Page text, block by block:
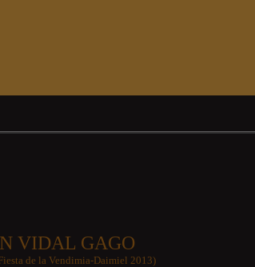
VIDAL GAGO
de la Vendimia-Daimiel 2013)